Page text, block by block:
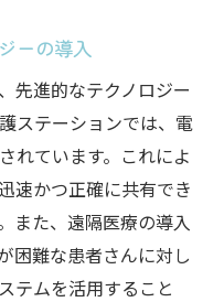
ーの導入
先進的なテクノロジー
ステーションでは、電
れています。これによ
速かつ正確に共有でき
また、遠隔医療の導入
困難な患者さんに対し
テムを活用すること